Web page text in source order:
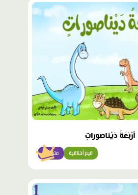
أَرْبَعَةُ دَيْناصوراتٍ
متوسّط قيم أخلاقية